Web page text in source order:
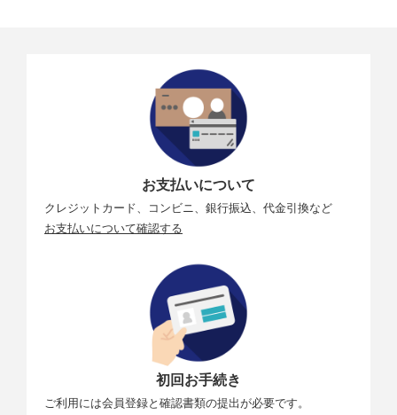
お支払いについて
クレジットカード、コンビニ、銀行振込、代金引換など
お支払いについて確認する
初回お手続き
ご利用には会員登録と確認書類の提出が必要です。